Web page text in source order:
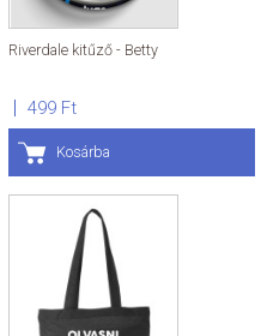
Riverdale kitűző - Betty
499 Ft
Kosárba